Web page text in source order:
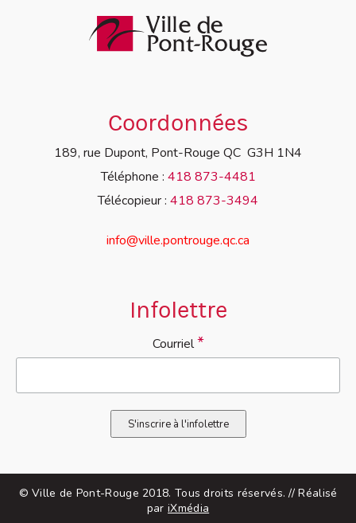
Coordonnées
189, rue Dupont, Pont-Rouge QC G3H 1N4
Téléphone : 418 873-4481
Télécopieur : 418 873-3494
info@ville.pontrouge.qc.ca
Infolettre
Courriel*
© Ville de Pont-Rouge 2018. Tous droits réservés. // Réalisé
pariXmédia